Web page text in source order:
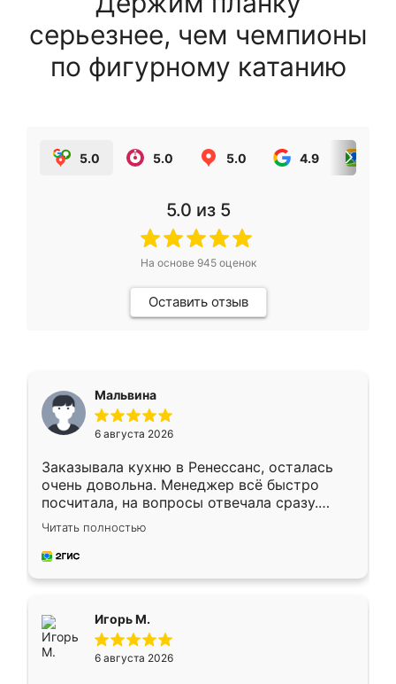
серьезнее, чем чемпионы
по фигурному катанию
5.0 5.0 5.0 4.9
5.0 из 5
На основе 945оценок
Оставить отзыв
Мальвина
6 августа 2026
Заказывала кухню в Ренессанс, осталась
очень довольна. Менеджер всё быстро
посчитала, на вопросы отвечала сразу.
Замерщик приехал в субботу, подошёл к
делу со всей ответственностью. Собрали
за день, ребята работали аккуратно, даже
Читать полностью
Игорь М.
6 августа 2026